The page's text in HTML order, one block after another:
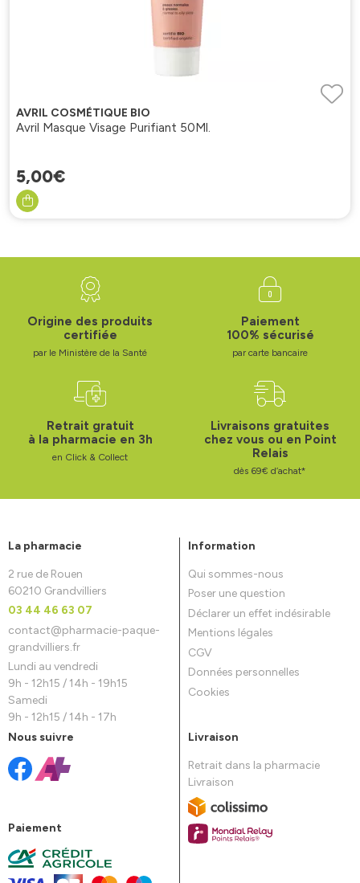
AVRIL COSMÉTIQUE BIO
Avril Masque Visage Purifiant 50Ml.
5,00€
Origine des produits
certifiée
par le Ministère de la Santé
Paiement
100% sécurisé
par carte bancaire
Retrait gratuit
à la pharmacie en 3h
en Click & Collect
Livraisons gratuites
chez vous ou en Point
Relais
dès 69€ d’achat*
La pharmacie
2 rue de Rouen
60210 Grandvilliers
03 44 46 63 07
contact@pharmacie-paque-
grandvilliers.fr
Lundi au vendredi
9h - 12h15 / 14h - 19h15
Samedi
9h - 12h15 / 14h - 17h
Information
Qui sommes-nous
Poser une question
Déclarer un effet indésirable
Mentions légales
CGV
Données personnelles
Cookies
Nous suivre
Paiement
Livraison
Retrait dans la pharmacie
Livraison